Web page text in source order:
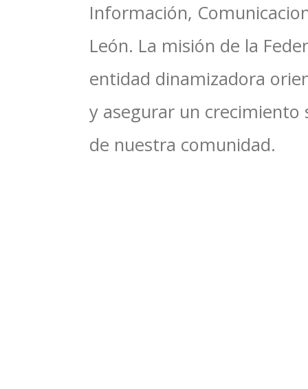
Información,
León. La misión de la
entidad dinamizadora
y asegurar un crecimiento
de nuestra comunidad.